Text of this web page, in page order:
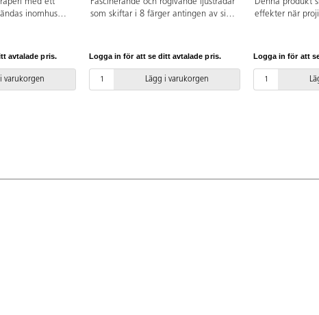
med ett
inomhus
avtalade pris.
varukorgen
Fascinerande och rogivande ljustrådar
som skiftar i 8 färger antingen av sig
mörkertältet. Ger barnen en sensorisk
upplevelse. 100 högkvalitativa trådar,
Logga in för att se ditt avtalade pris.
Lägg i varukorgen
Denna produkt
effekter när
stunds vila,
för berättelser
Logga in för att